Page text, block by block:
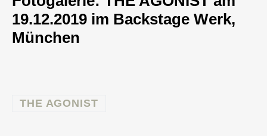
19.12.2019 im Backstage Werk,
München
THE AGONIST